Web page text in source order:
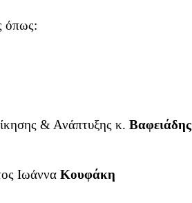
όπως:
& Ανάπτυξης κ. Βαφειάδης
Ιωάννα Κουφάκη